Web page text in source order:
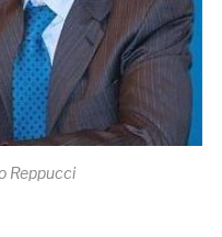
Reppucci